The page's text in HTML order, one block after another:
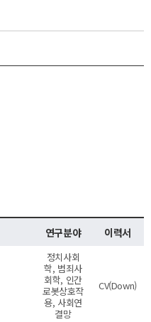
연구분야 이력서
정치사회
학, 범죄사
회학, 인간
로봇상호작
용, 사회연
결망
CV(Down)